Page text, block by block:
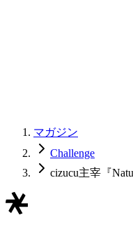
マガジン
Challenge
cizucu主宰『